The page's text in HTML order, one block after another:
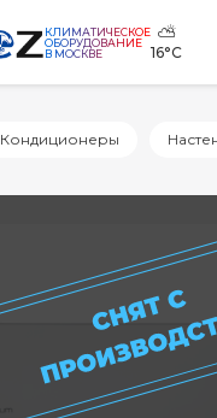
КЛИМАТИЧЕСКОЕ
ОБОРУДОВАНИЕ
В МОСКВЕ
⛅
16°C
Кондиционеры